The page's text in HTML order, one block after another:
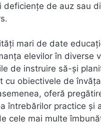
de auz sau
mari de date
elevilor în diverse
de instruire să-și
cu obiectivele de
oferă
întrebărilor practice și
cele mai multe